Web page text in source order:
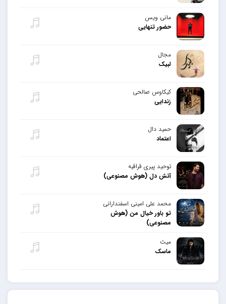
مانی ویس
حضور تنهایی
مجال
لبیک
کیکاوس صالحی
زندایی
حمید دال
اعتماد
توحید پیری قراقیه
آتش دل (هوش مصنوعی)
محمد علی امینی اسفندارانی
تو باور خیال من (هوش
مصنوعی)
میث
ماسک